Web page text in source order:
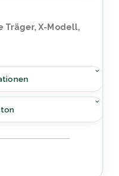
Träger, X-Modell,